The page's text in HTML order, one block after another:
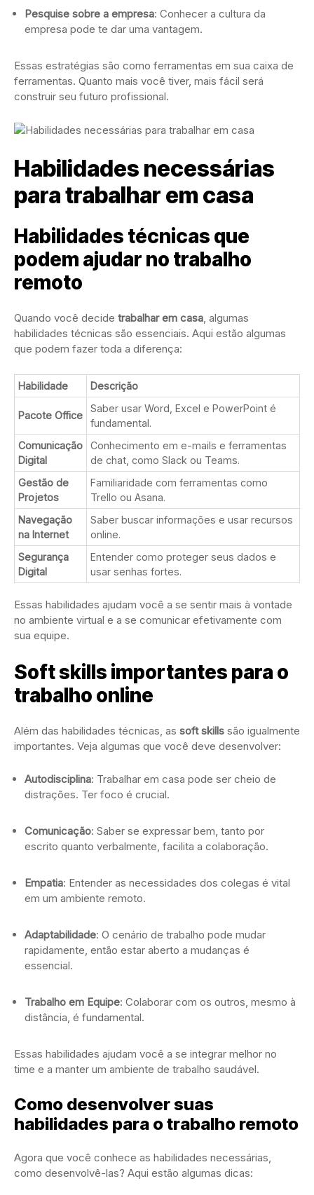
Pesquise sobre a empresa: Conhecer a cultura da
empresa pode te dar uma vantagem.
Essas estratégias são como ferramentas em sua caixa de
ferramentas. Quanto mais você tiver, mais fácil será
construir seu futuro profissional.
Habilidades necessárias
para trabalhar em casa
Habilidades técnicas que
podem ajudar no trabalho
remoto
Quando você decide trabalhar em casa , algumas
habilidades técnicas são essenciais. Aqui estão algumas
que podem fazer toda a diferença:
Habilidade Descrição
Pacote Office
Saber usar Word, Excel e PowerPoint é
fundamental.
Comunicação
Digital
Conhecimento em e-mails e ferramentas
de chat, como Slack ou Teams.
Gestão de
Projetos
Familiaridade com ferramentas como
Trello ou Asana.
Navegação
na Internet
Saber buscar informações e usar recursos
online.
Segurança
Digital
Entender como proteger seus dados e
usar senhas fortes.
Essas habilidades ajudam você a se sentir mais à vontade
no ambiente virtual e a se comunicar efetivamente com
sua equipe.
Soft skills importantes para o
trabalho online
Além das habilidades técnicas, as soft skills são igualmente
importantes. Veja algumas que você deve desenvolver:
Autodisciplina: Trabalhar em casa pode ser cheio de
distrações. Ter foco é crucial.
Comunicação: Saber se expressar bem, tanto por
escrito quanto verbalmente, facilita a colaboração.
Empatia: Entender as necessidades dos colegas é vital
em um ambiente remoto.
Adaptabilidade: O cenário de trabalho pode mudar
rapidamente, então estar aberto a mudanças é
essencial.
Trabalho em Equipe: Colaborar com os outros, mesmo à
distância, é fundamental.
Essas habilidades ajudam você a se integrar melhor no
time e a manter um ambiente de trabalho saudável.
Como desenvolver suas
habilidades para o trabalho remoto
Agora que você conhece as habilidades necessárias,
como desenvolvê-las? Aqui estão algumas dicas: